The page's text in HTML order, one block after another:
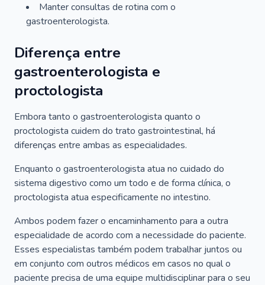
Manter consultas de rotina com o
gastroenterologista.
Diferença entre
gastroenterologista e
proctologista
Embora tanto o gastroenterologista quanto o
proctologista cuidem do trato gastrointestinal, há
diferenças entre ambas as especialidades.
Enquanto o gastroenterologista atua no cuidado do
sistema digestivo como um todo e de forma clínica, o
proctologista atua especificamente no intestino.
Ambos podem fazer o encaminhamento para a outra
especialidade de acordo com a necessidade do paciente.
Esses especialistas também podem trabalhar juntos ou
em conjunto com outros médicos em casos no qual o
paciente precisa de uma equipe multidisciplinar para o seu